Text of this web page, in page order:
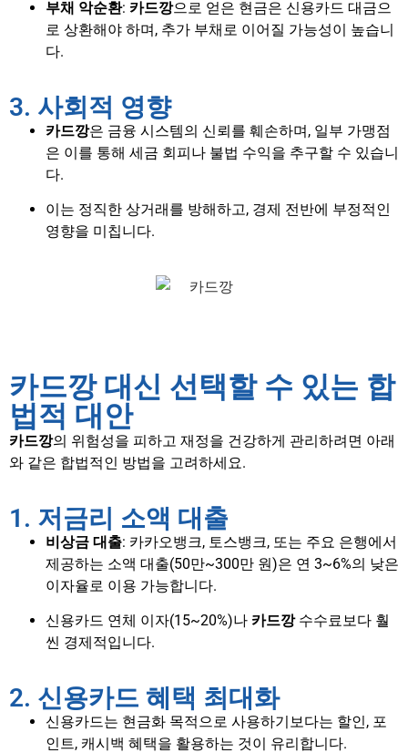
부채 악순환: 카드깡으로 얻은 현금은 신용카드 대금으
로 상환해야 하며, 추가 부채로 이어질 가능성이 높습니
다.
3. 사회적 영향
카드깡은 금융 시스템의 신뢰를 훼손하며, 일부 가맹점
은 이를 통해 세금 회피나 불법 수익을 추구할 수 있습니
다.
이는 정직한 상거래를 방해하고, 경제 전반에 부정적인
영향을 미칩니다.
카드깡 대신 선택할 수 있는 합
법적 대안
카드깡의 위험성을 피하고 재정을 건강하게 관리하려면 아래
와 같은 합법적인 방법을 고려하세요.
1. 저금리 소액 대출
비상금 대출: 카카오뱅크, 토스뱅크, 또는 주요 은행에서
제공하는 소액 대출(50만~300만 원)은 연 3~6%의 낮은
이자율로 이용 가능합니다.
신용카드 연체 이자(15~20%)나 카드깡수수료보다 훨
씬 경제적입니다.
2. 신용카드 혜택 최대화
신용카드는 현금화 목적으로 사용하기보다는 할인, 포
인트, 캐시백 혜택을 활용하는 것이 유리합니다.